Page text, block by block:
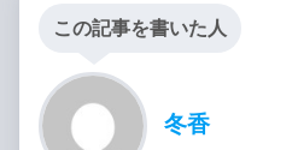
この記事を書いた人
冬香